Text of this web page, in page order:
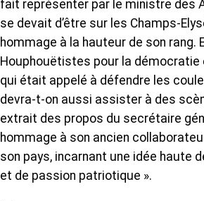
fait représenter par le ministre des
se devait d’être sur les Champs-
hommage à la hauteur de son rang.
Houphouëtistes pour la démocratie
qui était appelé à défendre les
devra-t-on aussi assister à des
extrait des propos du secrétaire
hommage à son ancien
son pays, incarnant une idée haute
et de passion patriotique ».